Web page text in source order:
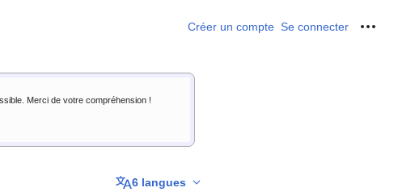
Créer un compte Se connecter Outils
Merci de votre compréhension !
6 langues